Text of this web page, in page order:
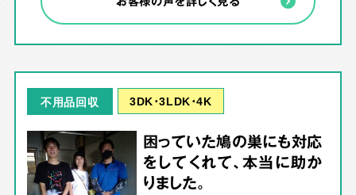
不用品回収 3DK･3LDK･4K
困っていた鳩の巣にも対応
をしてくれて、本当に助か
りました。